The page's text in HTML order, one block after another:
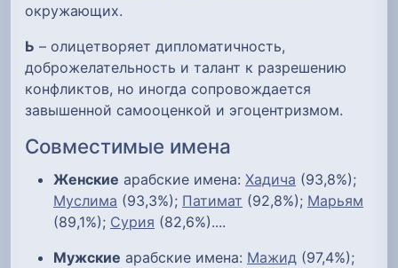
окружающих.
Ь – олицетворяет дипломатичность,
доброжелательность и талант к разрешению
конфликтов, но иногда сопровождается
завышенной самооценкой и эгоцентризмом.
Совместимые имена
Женские арабские имена: Хадича (93,8%);
Муслима (93,3%); Патимат (92,8%); Марьям
(89,1%); Сурия (82,6%)....
Мужские арабские имена: Мажид (97,4%);